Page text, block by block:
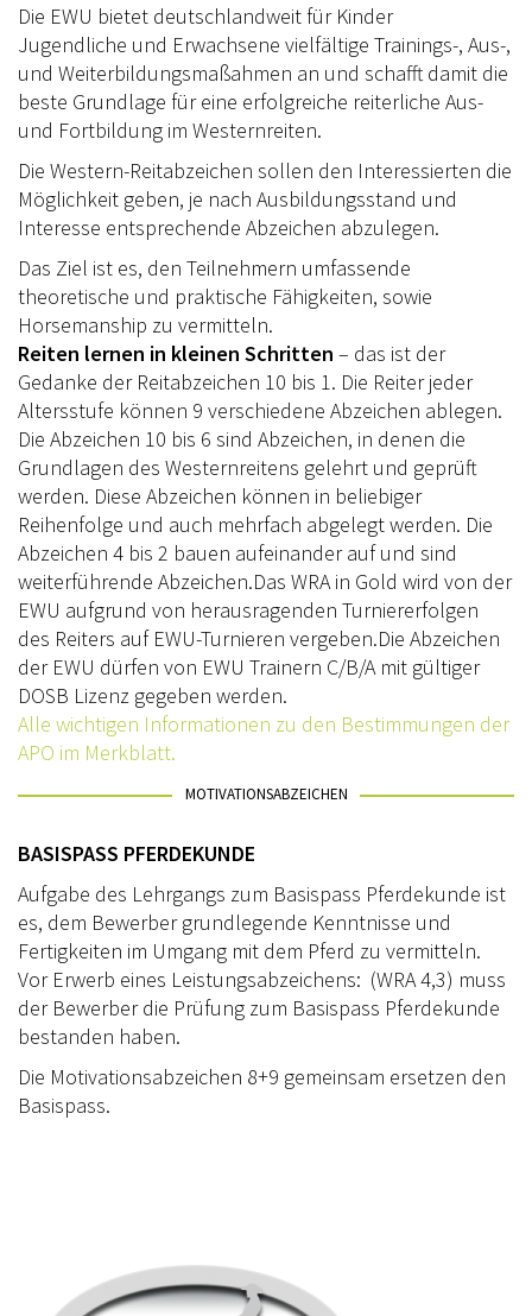
VORSTAND THÜRINGEN
TRAINER IN THÜRINGEN
RANCHES IN THÜRINGEN
AUSSCHREIBUNGEN
DOWNLOAD
SPONSOREN
ONLINESHOP
EWU BUND
LANDESVERBÄNDE
MITGLIED WERDEN
SATZUNG/RECHTSORDNUNG
TURNIERSPORT
THÜRINGEN TROPHY
JUNGPFERDEPROGRAMM
TURNIERFACHLEUTE
FAQ TURNIERE
JUGEND
KIDS CLUB
FREIZEIT
AUSBILDUNG
WESTERN-REITABZEICHEN
TRAINERAUSBILDUNG
AUSBILDUNG TURNIERFACHLEUTE
DATENSCHUTZ
Die EWU bietet deutschlandweit für Kinder
Jugendliche und Erwachsene vielfältige Trainings-, Aus-,
und Weiterbildungsmaßahmen an und schafft damit die
beste Grundlage für eine erfolgreiche reiterliche Aus-
und Fortbildung im Westernreiten.
Die Western-Reitabzeichen sollen den Interessierten die
Möglichkeit geben, je nach Ausbildungsstand und
Interesse entsprechende Abzeichen abzulegen.
Das Ziel ist es, den Teilnehmern umfassende
theoretische und praktische Fähigkeiten, sowie
Horsemanship zu vermitteln.
Reiten lernen in kleinen Schritten – das ist der
Gedanke der Reitabzeichen 10 bis 1. Die Reiter jeder
Altersstufe können 9 verschiedene Abzeichen ablegen.
Die Abzeichen 10 bis 6 sind Abzeichen, in denen die
Grundlagen des Westernreitens gelehrt und geprüft
werden. Diese Abzeichen können in beliebiger
Reihenfolge und auch mehrfach abgelegt werden. Die
Abzeichen 4 bis 2 bauen aufeinander auf und sind
weiterführende Abzeichen.Das WRA in Gold wird von der
EWU aufgrund von herausragenden Turniererfolgen
des Reiters auf EWU-Turnieren vergeben.Die Abzeichen
der EWU dürfen von EWU Trainern C/B/A mit gültiger
DOSB Lizenz gegeben werden.
Alle wichtigen Informationen zu den Bestimmungen der
APO im Merkblatt.
MOTIVATIONSABZEICHEN
BASISPASS PFERDEKUNDE
Aufgabe des Lehrgangs zum Basispass Pferdekunde ist
es, dem Bewerber grundlegende Kenntnisse und
Fertigkeiten im Umgang mit dem Pferd zu vermitteln.
Vor Erwerb eines Leistungsabzeichens: (WRA 4,3) muss
der Bewerber die Prüfung zum Basispass Pferdekunde
bestanden haben.
Die Motivationsabzeichen 8+9 gemeinsam ersetzen den
Basispass.